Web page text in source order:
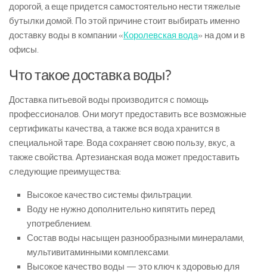
дорогой, а еще придется самостоятельно нести тяжелые
бутылки домой. По этой причине стоит выбирать именно
доставку воды в компании «Королевская вода» на дом и в
офисы.
Что такое доставка воды?
Доставка питьевой воды производится с помощь
профессионалов. Они могут предоставить все возможные
сертификаты качества, а также вся вода хранится в
специальной таре. Вода сохраняет свою пользу, вкус, а
также свойства. Артезианская вода может предоставить
следующие преимущества:
Высокое качество системы фильтрации.
Воду не нужно дополнительно кипятить перед
употреблением.
Состав воды насыщен разнообразными минералами,
мультивитаминными комплексами.
Высокое качество воды — это ключ к здоровью для